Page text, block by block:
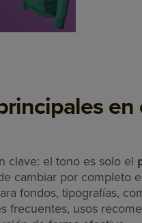
en
clave: el tono es solo el
cambiar por completo
fondos, tipografías,
frecuentes, usos